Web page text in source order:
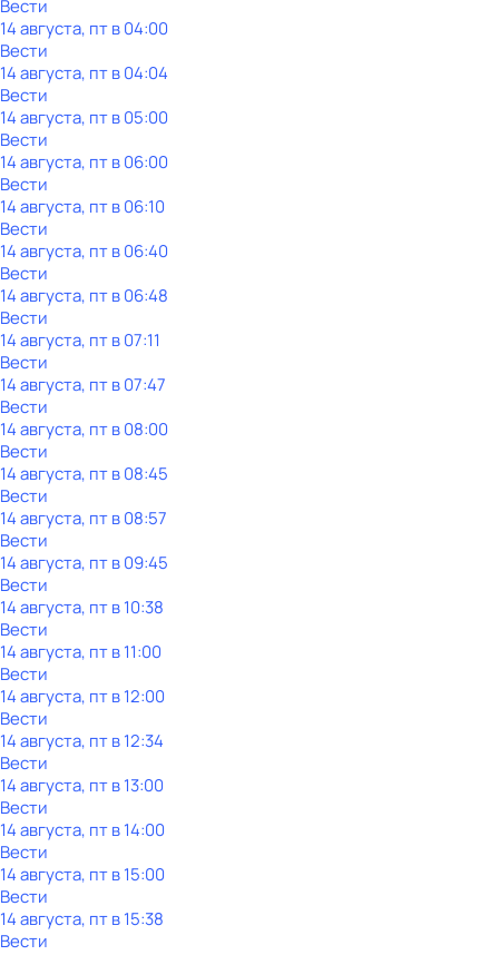
Вести
14 августа, пт в 04:00
Вести
14 августа, пт в 04:04
Вести
14 августа, пт в 05:00
Вести
14 августа, пт в 06:00
Вести
14 августа, пт в 06:10
Вести
14 августа, пт в 06:40
Вести
14 августа, пт в 06:48
Вести
14 августа, пт в 07:11
Вести
14 августа, пт в 07:47
Вести
14 августа, пт в 08:00
Вести
14 августа, пт в 08:45
Вести
14 августа, пт в 08:57
Вести
14 августа, пт в 09:45
Вести
14 августа, пт в 10:38
Вести
14 августа, пт в 11:00
Вести
14 августа, пт в 12:00
Вести
14 августа, пт в 12:34
Вести
14 августа, пт в 13:00
Вести
14 августа, пт в 14:00
Вести
14 августа, пт в 15:00
Вести
14 августа, пт в 15:38
Вести